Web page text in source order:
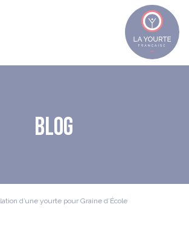
Blog
d’une yourte pour Graine d’École